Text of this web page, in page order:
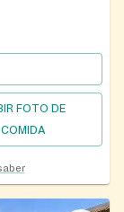
FOTO DE
COMIDA